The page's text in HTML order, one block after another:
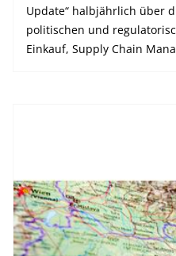
Update“ halbjährlich über
politischen und
Einkauf, Supply Chain